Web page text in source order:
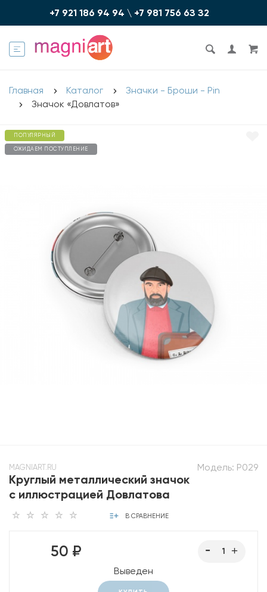
+7 921 186 94 94 \ +7 981 756 6З З2
Главная Каталог
Значки - Броши - Pin
Значок «Довлатов»
ПОПУЛЯРНЫЙ
ОЖИДАЕМ ПОСТУПЛЕНИЕ
Модель: P029
MAGNIART.RU
Круглый металлический значок
с иллюстрацией Довлатова
В СРАВНЕНИЕ
50 ₽
Выведен